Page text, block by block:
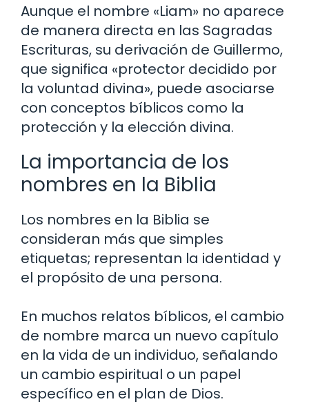
Aunque el nombre «Liam» no aparece
de manera directa en las Sagradas
Escrituras, su derivación de Guillermo,
que significa «protector decidido por
la voluntad divina», puede asociarse
con conceptos bíblicos como la
protección y la elección divina.
La importancia de los
nombres en la Biblia
Los nombres en la Biblia se
consideran más que simples
etiquetas; representan la identidad y
el propósito de una persona.
En muchos relatos bíblicos, el cambio
de nombre marca un nuevo capítulo
en la vida de un individuo, señalando
un cambio espiritual o un papel
específico en el plan de Dios.